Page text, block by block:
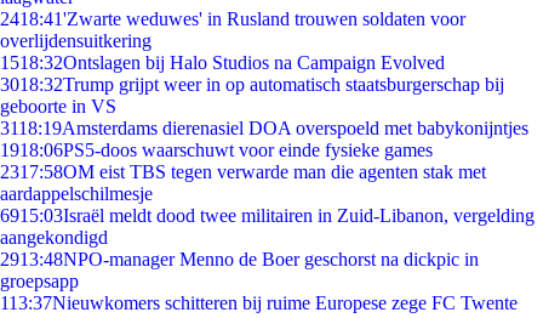
2418:41'Zwarte weduwes' in Rusland trouwen soldaten voor
overlijdensuitkering
1518:32Ontslagen bij Halo Studios na Campaign Evolved
3018:32Trump grijpt weer in op automatisch staatsburgerschap bij
geboorte in VS
3118:19Amsterdams dierenasiel DOA overspoeld met babykonijntjes
1918:06PS5-doos waarschuwt voor einde fysieke games
2317:58OM eist TBS tegen verwarde man die agenten stak met
aardappelschilmesje
6915:03Israël meldt dood twee militairen in Zuid-Libanon, vergelding
aangekondigd
2913:48NPO-manager Menno de Boer geschorst na dickpic in
groepsapp
113:37Nieuwkomers schitteren bij ruime Europese zege FC Twente